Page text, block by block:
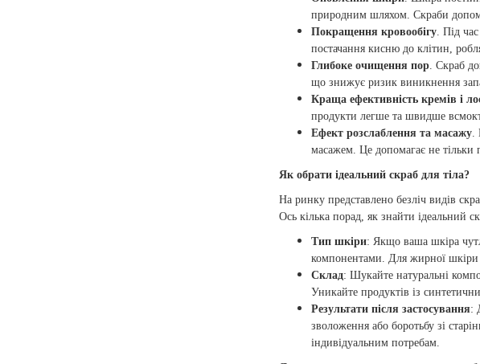
природним шляхом. Скраби
Покращення кровообігу . Під
постачання кисню до клітин,
Глибоке очищення пор . Скраб
що знижує ризик виникнення
Краща ефективність кремів і
продукти легше та швидше
Ефект розслаблення та масажу
масажем. Це допомагає не тільки
Як обрати ідеальний скраб для тіла?
На ринку представлено безліч видів
Ось кілька порад, як знайти ідеальний
Тип шкіри: Якщо ваша шкіра
компонентами. Для жирної шкіри
Склад: Шукайте натуральні
Уникайте продуктів із
Результати після застосування:
зволоження або боротьбу зі
індивідуальним потребам.